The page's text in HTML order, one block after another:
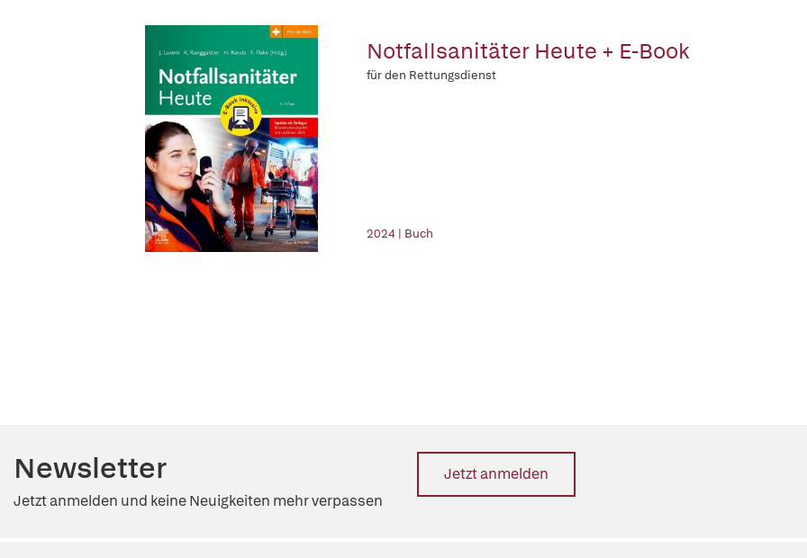
Notfallsanitäter Heute + E-Book
für den Rettungsdienst
2024 | Buch
Newsletter
Jetzt anmelden und keine Neuigkeiten mehr verpassen
Jetzt anmelden